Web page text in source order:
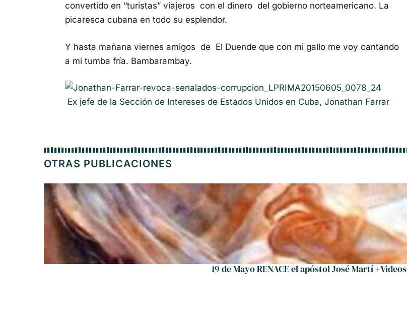
convertido en “turistas” viajeros con el dinero del gobierno norteamericano. La
picaresca cubana en todo su esplendor.
Y hasta mañana viernes amigos de El Duende que con mi gallo me voy cantando
a mi tumba fría. Bambarambay.
Ex jefe de la Sección de Intereses de Estados Unidos en Cuba, Jonathan Farrar
OTRAS PUBLICACIONES
19 de Mayo RENACE el apóstol José Martí +Videos